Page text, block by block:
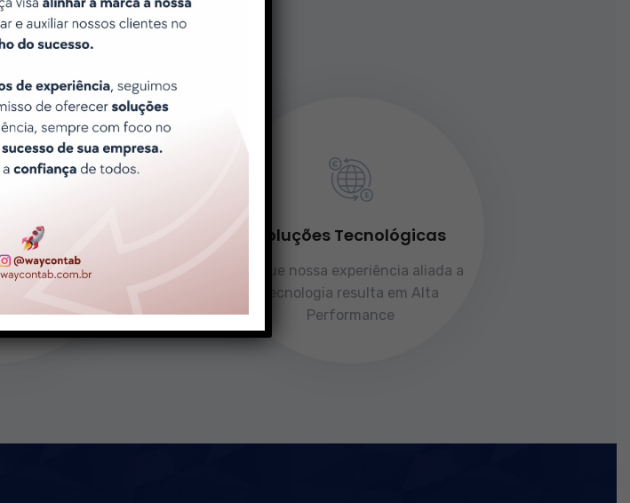
é norteada por 3 pilares básicos:
e Exclusivo
que o tempo é
Soluções Tecnológicas
Porque nossa experiência aliada a
tecnologia resulta em Alta
Performance